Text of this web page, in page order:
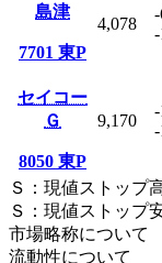
島津
7701 東P
4,078
セイコー
Ｇ
8050 東P
9,170
Ｓ ： 現値ストップ
Ｓ ： 現値ストップ
市場略称について
流動性について